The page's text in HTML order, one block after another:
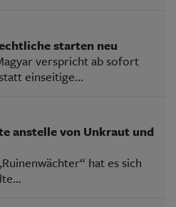
starten neu
verspricht ab sofort
einseitige...
anstelle von Unkraut und
hat es sich